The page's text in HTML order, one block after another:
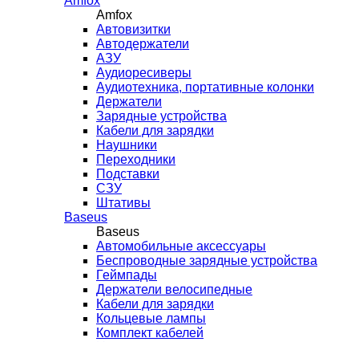
Amfox
Автовизитки
Автодержатели
АЗУ
Аудиоресиверы
Аудиотехника, портативные колонки
Держатели
Зарядные устройства
Кабели для зарядки
Наушники
Переходники
Подставки
СЗУ
Штативы
Baseus
Baseus
Автомобильные аксессуары
Беспроводные зарядные устройства
Геймпады
Держатели велосипедные
Кабели для зарядки
Кольцевые лампы
Комплект кабелей